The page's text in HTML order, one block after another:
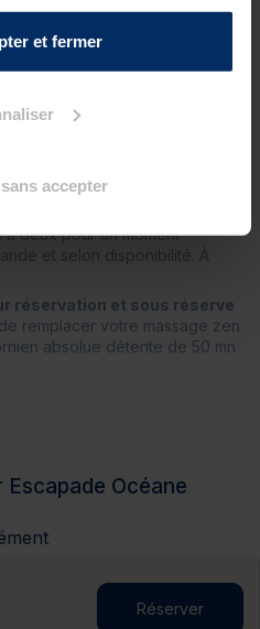
et fermer
accepter
Réserver
de mer ou à la gelée
deux pour un moment
et selon disponibilité. À
réservation et sous réserve
remplacer votre massage zen
absolue détente de 50 mn
Océane